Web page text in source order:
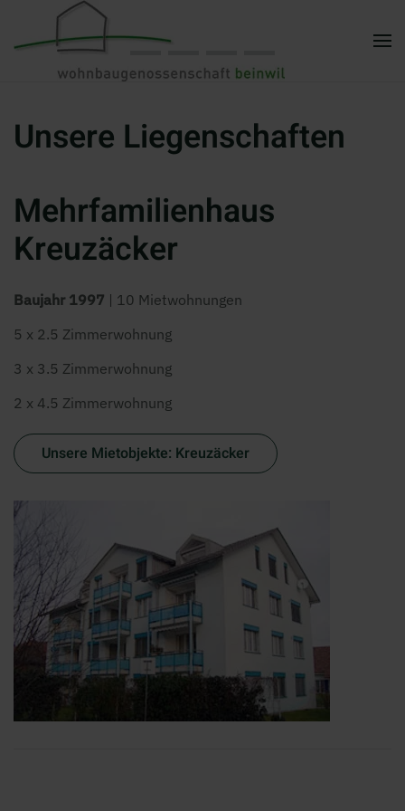
Zum Hauptinhalt springen
Unsere Liegenschaften
Mehrfamilienhaus
Kreuzäcker
Baujahr 1997 | 10 Mietwohnungen
5 x 2.5 Zimmerwohnung
3 x 3.5 Zimmerwohnung
2 x 4.5 Zimmerwohnung
Unsere Mietobjekte: Kreuzäcker